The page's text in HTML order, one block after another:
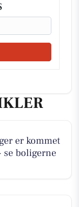
er kommet
se boligerne